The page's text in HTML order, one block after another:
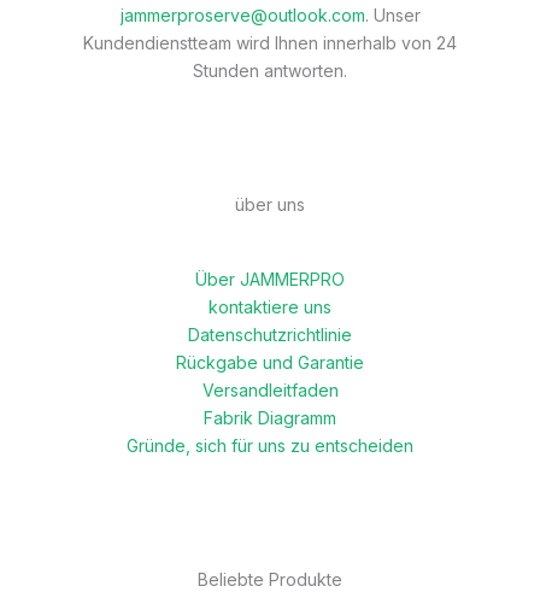
jammerproserve@outlook.com. Unser
Kundendienstteam wird Ihnen innerhalb von 24
Stunden antworten.
über uns
Über JAMMERPRO
kontaktiere uns
Datenschutzrichtlinie
Rückgabe und Garantie
Versandleitfaden
Fabrik Diagramm
Gründe, sich für uns zu entscheiden
Beliebte Produkte